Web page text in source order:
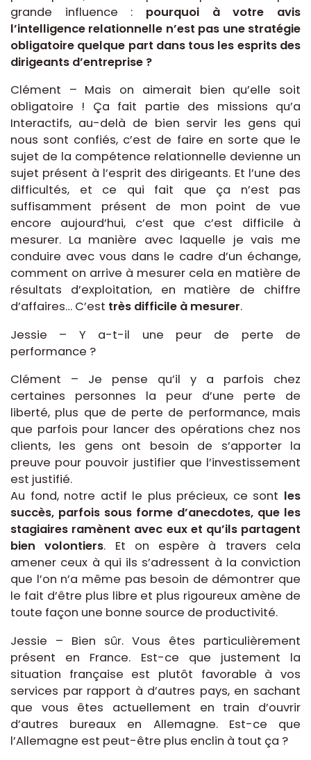
grande influence : pourquoi à votre avis
l’intelligence relationnelle n’est pas une stratégie
obligatoire quelque part dans tous les esprits des
dirigeants d’entreprise ?
Clément – Mais on aimerait bien qu’elle soit
obligatoire ! Ça fait partie des missions qu’a
Interactifs, au-delà de bien servir les gens qui
nous sont confiés, c’est de faire en sorte que le
sujet de la compétence relationnelle devienne un
sujet présent à l’esprit des dirigeants. Et l’une des
difficultés, et ce qui fait que ça n’est pas
suffisamment présent de mon point de vue
encore aujourd’hui, c’est que c’est difficile à
mesurer. La manière avec laquelle je vais me
conduire avec vous dans le cadre d’un échange,
comment on arrive à mesurer cela en matière de
résultats d’exploitation, en matière de chiffre
d’affaires… C’est très difficile à mesurer.
Jessie – Y a-t-il une peur de perte de
performance ?
Clément – Je pense qu’il y a parfois chez
certaines personnes la peur d’une perte de
liberté, plus que de perte de performance, mais
que parfois pour lancer des opérations chez nos
clients, les gens ont besoin de s’apporter la
preuve pour pouvoir justifier que l’investissement
est justifié.
Au fond, notre actif le plus précieux, ce sont les
succès, parfois sous forme d’anecdotes, que les
stagiaires ramènent avec eux et qu’ils partagent
bien volontiers. Et on espère à travers cela
amener ceux à qui ils s’adressent à la conviction
que l’on n’a même pas besoin de démontrer que
le fait d’être plus libre et plus rigoureux amène de
toute façon une bonne source de productivité.
Jessie – Bien sûr. Vous êtes particulièrement
présent en France. Est-ce que justement la
situation française est plutôt favorable à vos
services par rapport à d’autres pays, en sachant
que vous êtes actuellement en train d’ouvrir
d’autres bureaux en Allemagne. Est-ce que
l’Allemagne est peut-être plus enclin à tout ça ?